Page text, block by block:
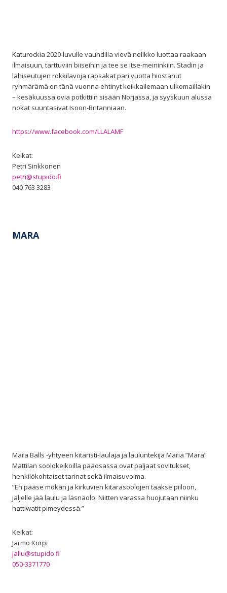
Katurockia 2020-luvulle vauhdilla vievä nelikko luottaa raakaan
ilmaisuun, tarttuviin biiseihin ja tee se itse-meininkiin. Stadin ja
lähiseutujen rokkilavoja rapsakat pari vuotta hiostanut
ryhmärämä on tänä vuonna ehtinyt keikkailemaan ulkomaillakin
– kesäkuussa ovia potkittiin sisään Norjassa, ja syyskuun alussa
nokat suuntasivat Isoon-Britanniaan.
https://www.facebook.com/LLALAMF
Keikat:
Petri Sinkkonen
petri@stupido.fi
040 763 3283
MARA
Mara Balls -yhtyeen kitaristi-laulaja ja lauluntekijä Maria ”Mara”
Mattilan soolokeikoilla pääosassa ovat paljaat sovitukset,
henkilökohtaiset tarinat sekä ilmaisuvoima.
”En pääse mökän ja kirkuvien kitarasoolojen taakse piiloon,
jäljelle jää laulu ja läsnäolo. Niitten varassa huojutaan niinku
hattiwatit pimeydessä.”
Keikat:
Jarmo Korpi
jallu@stupido.fi
050-3371770